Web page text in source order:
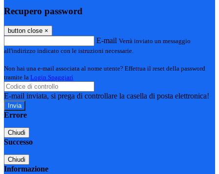
Recupero password
button close ×
E-mail Verrà inviato un messaggio
all'indirizzo indicato con le istruzioni necessarie.
Non hai una e-mail associata al nome utente? Effettua il reset della password
tramite la Login Spaggiari
E-mail inviata, si prega di controllare la casella di posta elettronica!
Errore
Chiudi
Successo
Chiudi
Informazione